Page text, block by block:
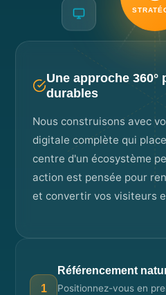
Une approche
durables
Nous construisons avec
digitale complète qui
centre d'un écosystème
action est pensée pour
et convertir vos visiteurs
1
Référencement
Positionnez-vous en